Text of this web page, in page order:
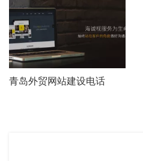
青岛外贸网站建设电话